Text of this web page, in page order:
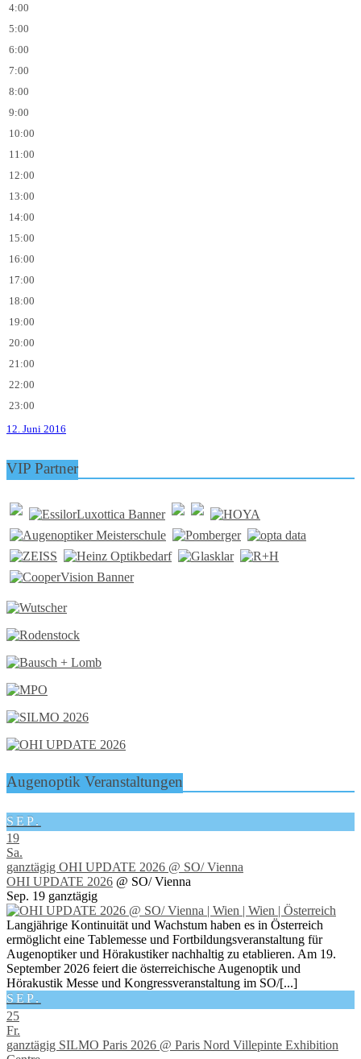
4:00
5:00
6:00
7:00
8:00
9:00
10:00
11:00
12:00
13:00
14:00
15:00
16:00
17:00
18:00
19:00
20:00
21:00
22:00
23:00
12. Juni 2016
VIP Partner
Augenoptik Veranstaltungen
SEP.
19
Sa.
ganztägig OHI UPDATE 2026 @ SO/ Vienna
OHI UPDATE 2026 @ SO/ Vienna
Sep. 19 ganztägig
Langjährige Kontinuität und Wachstum haben es in Österreich
ermöglicht eine Tablemesse und Fortbildungsveranstaltung für
Augenoptiker und Hörakustiker nachhaltig zu etablieren. Am 19.
September 2026 feiert die österreichische Augenoptik und
Hörakustik Messe und Kongressveranstaltung im SO/[...]
SEP.
25
Fr.
ganztägig SILMO Paris 2026 @ Paris Nord Villepinte Exhibition